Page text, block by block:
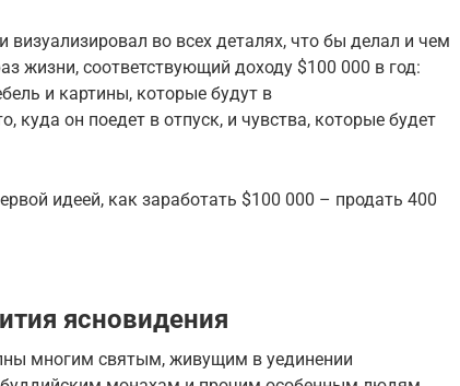
во всех деталях, что бы делал и чем
жизни, соответствующий доходу $100 000 в год:
и картины, которые будут в
он поедет в отпуск, и чувства, которые будет
идеей, как заработать $100 000 – продать 400
ясновидения
многим святым, живущим в уединении